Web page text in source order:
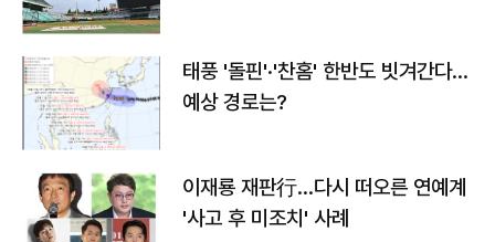
태풍 '돌핀'·'찬홈' 한반도 빗겨간다…
예상 경로는?
이재룡 재판行…다시 떠오른 연예계
'사고 후 미조치' 사례